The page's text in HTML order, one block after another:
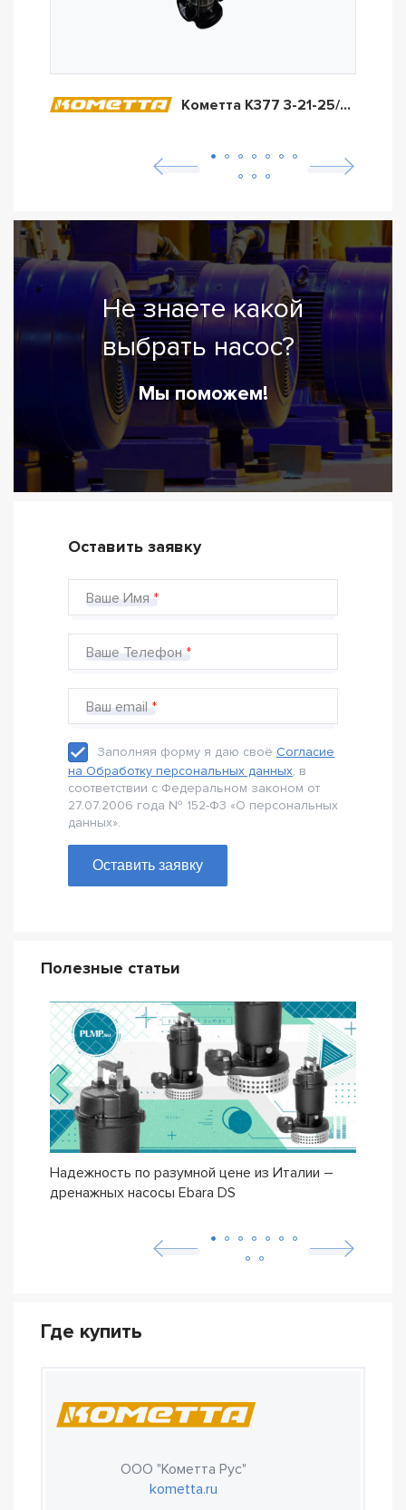
Кометта К377 3-21-25/16А/022Т2
Не знаете какой
выбрать насос?
Мы поможем!
Оставить заявку
Ваше Имя
Ваше Телефон
Ваш email
Заполняя форму я даю своё Согласие
на Обработку персональных данных, в
соответствии с Федеральном законом от
27.07.2006 года № 152-Ф3 «О персональных
данных».
Оставить заявку
Полезные статьи
Надежность по разумной цене из Италии –
дренажных насосы Ebara DS
Где купить
ООО "Кометта Рус"
kometta.ru